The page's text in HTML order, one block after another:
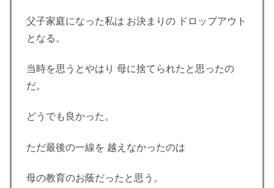
父子家庭になった私は お決まりの ドロップアウト
となる。
当時を思うとやはり 母に捨てられたと思ったの
だ。
どうでも良かった。
ただ最後の一線を 越えなかったのは
母の教育のお蔭だったと思う。